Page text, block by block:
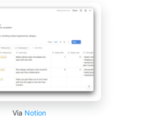
Via Notion